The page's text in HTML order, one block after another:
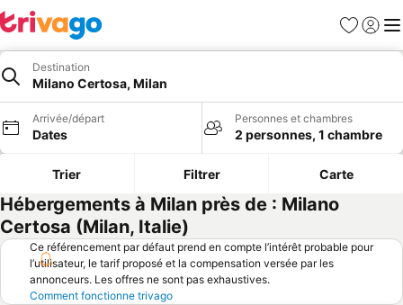
Favoris
Se
Destination
Milano Certosa, Milan
Arrivée/départ
Dates
Personnes et chambres
2 personnes, 1 chambre
Trier Filtrer Carte
Hébergements à Milan près de : Milano
Certosa (Milan, Italie)
Ce référencement par défaut prend en compte l’intérêt probable pour
l’utilisateur, le tarif proposé et la compensation versée par les
annonceurs. Les offres ne sont pas exhaustives.
Comment fonctionne trivago